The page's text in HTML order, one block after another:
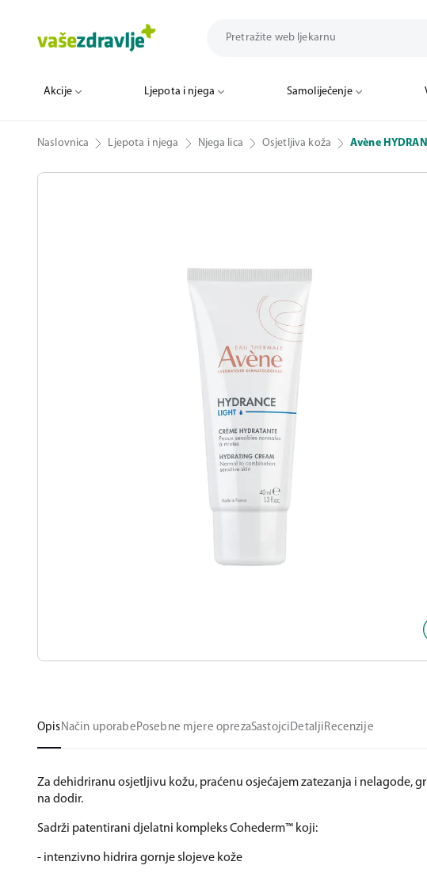
Akcije Ljepota i njega Samoliječenje
Naslovnica Ljepota i njega Njega lica Osjetljiva koža Avène
OpisNačin uporabePosebne mjere oprezaSastojciDetaljiRecenzije
Za dehidriranu osjetljivu kožu, praćenu osjećajem zatezanja i nelagode,
na dodir.
Sadrži patentirani djelatni kompleks Cohederm™ koji:
- intenzivno hidrira gornje slojeve kože